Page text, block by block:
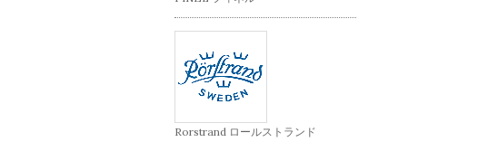
Rorstrand ロールストランド